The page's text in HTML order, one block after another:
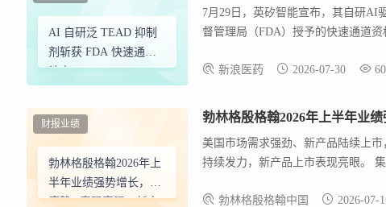
AI 自研泛 TEAD 抑制
剂斩获 FDA 快速通道
认定
7月29日，英矽智能宣布，其自研AI
督管理局（FDA）授予的快速通道
针对同一适应症授予ISM6331孤儿
床试验阶段。 此外，在符合相关标
新浪医药 2026-07-30 60
勃林格殷格翰2026年上
半年业绩强势增长，欧
唐静®表现亮眼、新产
财报业绩 勃林格殷格翰2026年上半年业
美国市场需求强劲、新产品陆续上
持续发力，新产品上市表现亮眼。
勃林格殷格翰中国
2026-07-